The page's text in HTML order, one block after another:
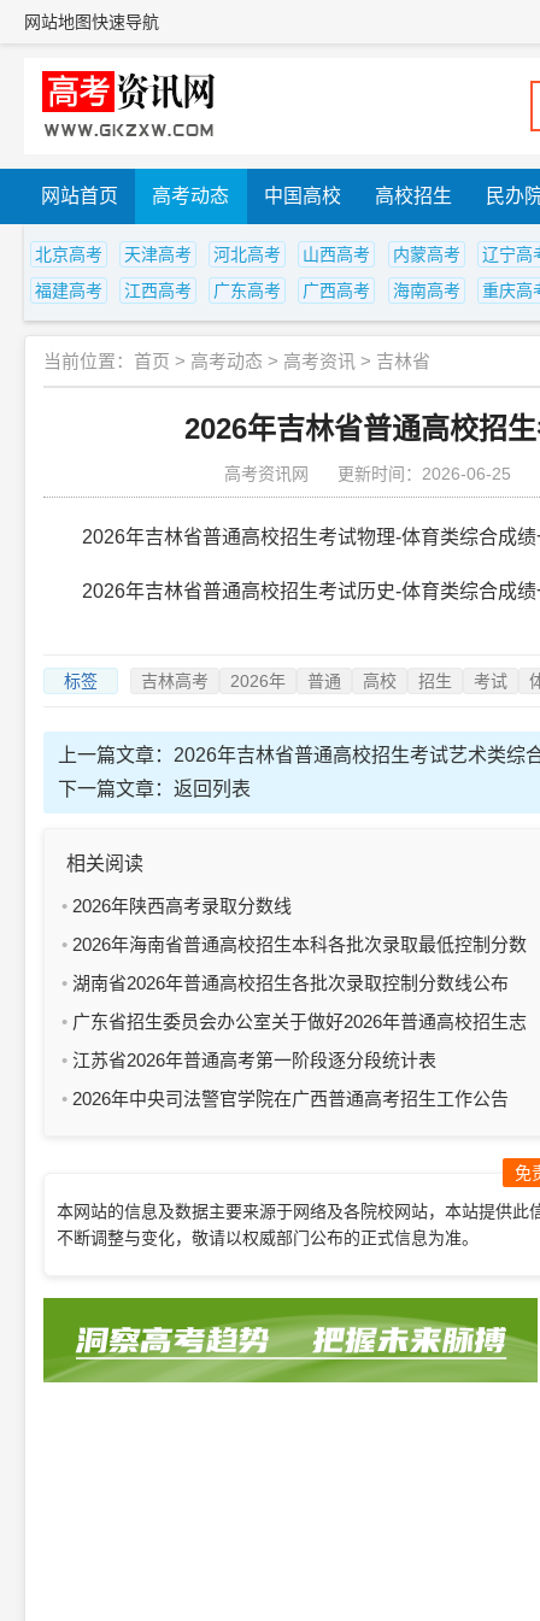
网站地图快速导航
网站首页 高考动态 中国高校 高校招生 民办
北京高考 天津高考 河北高考 山西高考 内蒙高考
辽宁高
福建高考
江西高考 广东高考 广西高考 海南高考 重庆高
当前位置： 首页 > 高考动态 > 高考资讯 > 吉林省
2026年吉林省普通高校招
高考资讯网 更新时间：2026-06-25
2026年吉林省普通高校招生考试物理-体育类综合成绩
2026年吉林省普通高校招生考试历史-体育类综合成绩
标签 吉林高考 2026年 普通 高校 招生 考试
上一篇文章： 2026年吉林省普通高校招生考试艺术类综
下一篇文章： 返回列表
相关阅读
2026年陕西高考录取分数线
2026年海南省普通高校招生本科各批次录取最低控制分数
线公告
湖南省2026年普通高校招生各批次录取控制分数线公布
广东省招生委员会办公室关于做好2026年普通高校招生志
愿填报工作的通知
江苏省2026年普通高考第一阶段逐分段统计表
2026年中央司法警官学院在广西普通高考招生工作公告
免
本网站的信息及数据主要来源于网络及各院校网站，本站提供
不断调整与变化，敬请以权威部门公布的正式信息为准。